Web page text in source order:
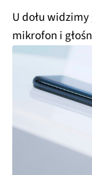
U dołu
mikrofon i